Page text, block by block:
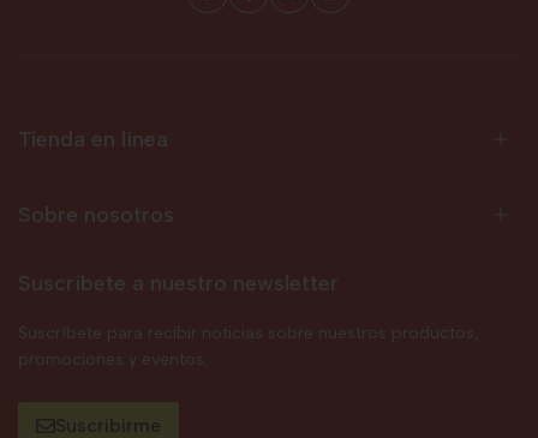
Tienda en línea
Sobre nosotros
Suscríbete a nuestro newsletter
Suscríbete para recibir noticias sobre nuestros productos,
promociones y eventos.
Suscribirme